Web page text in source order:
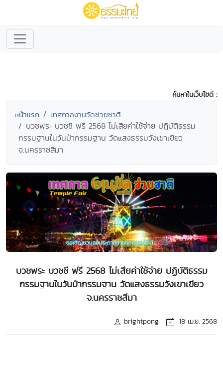
ค้นหาในเว็บไซต์ :
หน้าแรก เทศกาลงานวัดช่วยชาติ
บวชพระ บวชชี ฟรี 2568 ไม่เสียค่าใช้จ่าย ปฏิบัติธรรม
กรรมฐานในวันป่ากรรมฐาน วัดแสงธรรมวังเขาเขียว
จ.นครราชสีมา
บวชพระ บวชชี ฟรี 2568 ไม่เสียค่าใช้จ่าย ปฏิบัติธรรม
กรรมฐานในวันป่ากรรมฐาน วัดแสงธรรมวังเขาเขียว
จ.นครราชสีมา
brightpong 18 เม.ย. 2568